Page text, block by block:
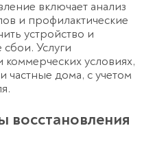
включает анализ
и профилактические
устройство и
Услуги
условиях,
частные дома, с учетом
восстановления